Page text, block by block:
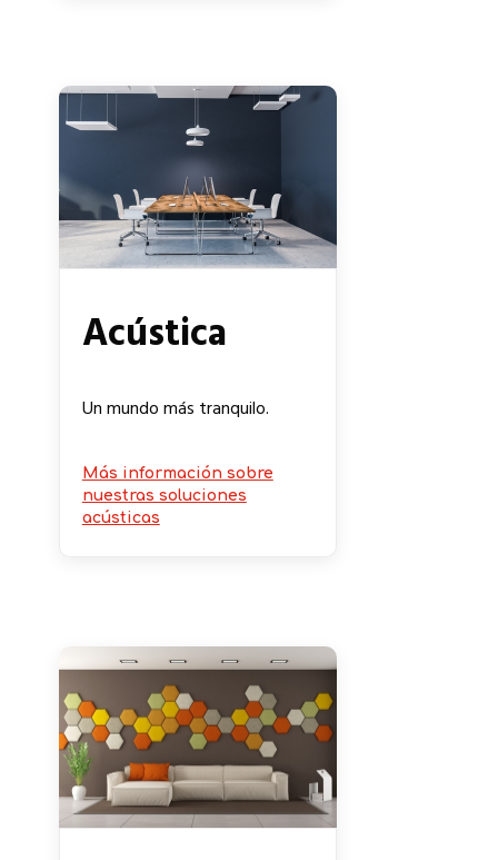
Acústica
Un mundo más tranquilo.
Más información sobre
nuestras soluciones
acústicas